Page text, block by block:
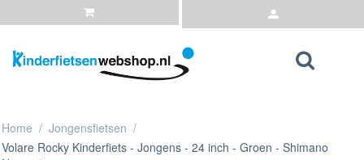
Home / Jongensfietsen /
Volare Rocky Kinderfiets - Jongens - 24 inch - Groen - Shimano